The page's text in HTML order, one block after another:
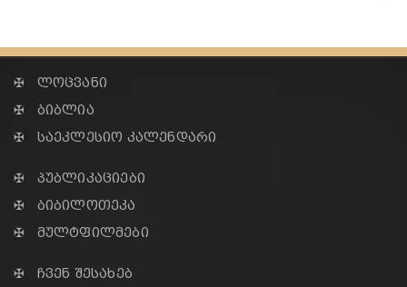
✠ ლოცვანი
✠ ბიბლია
✠ საეკლესიო კალენდარი
✠ პუბლიკაციები
✠ ბიბილოთეკა
✠ მულტფილმები
✠ ჩვენ შესახებ